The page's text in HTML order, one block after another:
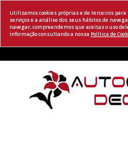
Utilizamos cookies próprias e de terceiros para
serviços e a análise dos seus hábitos de
navegar, compreendemos que aceitas o uso
informação consultando a nossa Política de